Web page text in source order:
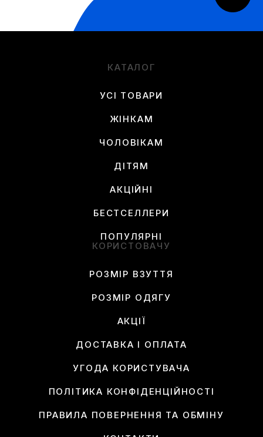
КАТАЛОГ
УСІ ТОВАРИ
ЖІНКАМ
ЧОЛОВІКАМ
ДІТЯМ
АКЦІЙНІ
БЕСТСЕЛЛЕРИ
ПОПУЛЯРНІ
КОРИСТОВАЧУ
РОЗМІР ВЗУТТЯ
РОЗМІР ОДЯГУ
АКЦІЇ
ДОСТАВКА І ОПЛАТА
УГОДА КОРИСТУВАЧА
ПОЛІТИКА КОНФІДЕНЦІЙНОСТІ
ПРАВИЛА ПОВЕРНЕННЯ ТА ОБМІНУ